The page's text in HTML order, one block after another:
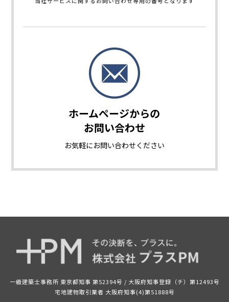
ホームページからの
お問い合わせ
お気軽にお問い合わせください
一級建築士事務所 東京都知事 第52394号 / 大阪府知事登録（チ）第12493号
宅地建物取引業者 大阪府知事(4)第51888号